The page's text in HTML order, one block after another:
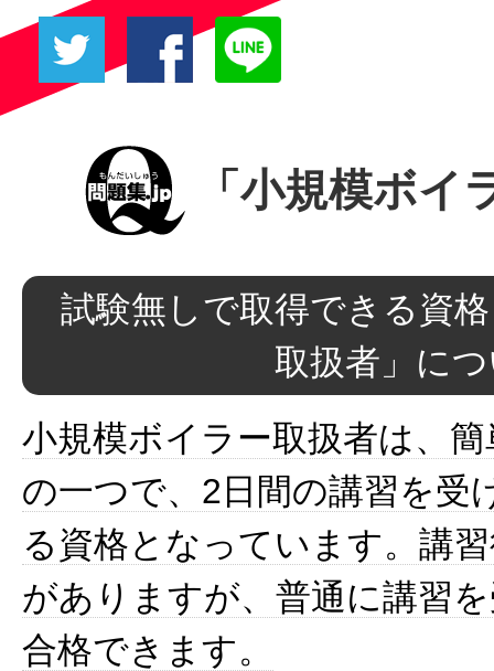
「小規模ボイ
試験無しで取得できる資
取扱者」に
小規模ボイラー取扱者は、
の一つで、2日間の講習を受
る資格となっています。講
がありますが、普通に講習
合格できます。